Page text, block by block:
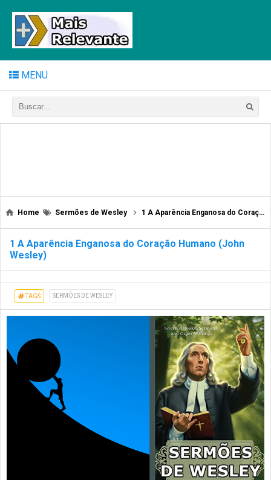
MENU
Home Sermões de Wesley 1 A Aparência Enganosa do Coração Humano (John Wesley)
1 A Aparência Enganosa do Coração Humano (John
Wesley)
TAGS SERMÕES DE WESLEY